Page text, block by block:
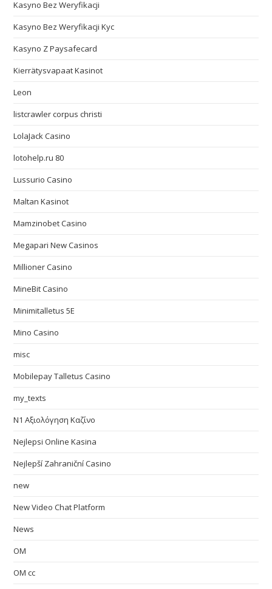
Kasyno Bez Weryfikacji
Kasyno Bez Weryfikacji Kyc
Kasyno Z Paysafecard
Kierrätysvapaat Kasinot
Leon
listcrawler corpus christi
LolaJack Casino
lotohelp.ru 80
Lussurio Casino
Maltan Kasinot
Mamzinobet Casino
Megapari New Casinos
Millioner Casino
MineBit Casino
Minimitalletus 5E
Mino Casino
misc
Mobilepay Talletus Casino
my_texts
N1 Αξιολόγηση Καζίνο
Nejlepsi Online Kasina
Nejlepší Zahraniční Casino
new
New Video Chat Platform
News
OM
OM cc